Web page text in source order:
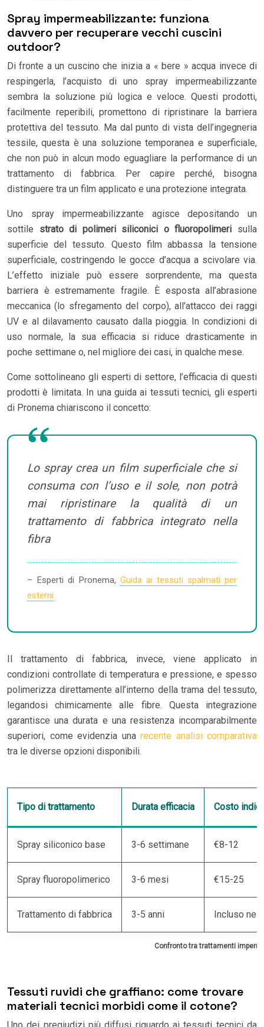
Spray impermeabilizzante: funziona
davvero per recuperare vecchi cuscini
outdoor?
Di fronte a un cuscino che inizia a « bere » acqua invece di
respingerla, l’acquisto di uno spray impermeabilizzante
sembra la soluzione più logica e veloce. Questi prodotti,
facilmente reperibili, promettono di ripristinare la barriera
protettiva del tessuto. Ma dal punto di vista dell’ingegneria
tessile, questa è una soluzione temporanea e superficiale,
che non può in alcun modo eguagliare la performance di un
trattamento di fabbrica. Per capire perché, bisogna
distinguere tra un film applicato e una protezione integrata.
Uno spray impermeabilizzante agisce depositando un
sottile strato di polimeri siliconici o fluoropolimeri sulla
superficie del tessuto. Questo film abbassa la tensione
superficiale, costringendo le gocce d’acqua a scivolare via.
L’effetto iniziale può essere sorprendente, ma questa
barriera è estremamente fragile. È esposta all’abrasione
meccanica (lo sfregamento del corpo), all’attacco dei raggi
UV e al dilavamento causato dalla pioggia. In condizioni di
uso normale, la sua efficacia si riduce drasticamente in
poche settimane o, nel migliore dei casi, in qualche mese.
Come sottolineano gli esperti di settore, l’efficacia di questi
prodotti è limitata. In una guida ai tessuti tecnici, gli esperti
di Pronema chiariscono il concetto:
Lo spray crea un film superficiale che si
consuma con l’uso e il sole, non potrà
mai ripristinare la qualità di un
trattamento di fabbrica integrato nella
fibra
– Esperti di Pronema, Guida ai tessuti spalmati per
esterni
Il trattamento di fabbrica, invece, viene applicato in
condizioni controllate di temperatura e pressione, e spesso
polimerizza direttamente all’interno della trama del tessuto,
legandosi chimicamente alle fibre. Questa integrazione
garantisce una durata e una resistenza incomparabilmente
superiori, come evidenzia una recente analisi comparativa
tra le diverse opzioni disponibili.
Confronto tra trattamenti
Tipo di trattamento Durata efficacia Costo
Spray siliconico base 3-6 settimane €8-12
Spray fluoropolimerico 3-6 mesi €15-25
Trattamento di fabbrica 3-5 anni Incluso nel
Tessuti ruvidi che graffiano: come trovare
materiali tecnici morbidi come il cotone?